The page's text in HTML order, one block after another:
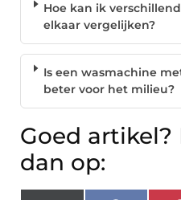
Hoe kan ik
elkaar vergelijken?
Is een wasmachine
beter voor het milieu?
Goed artikel?
dan op: